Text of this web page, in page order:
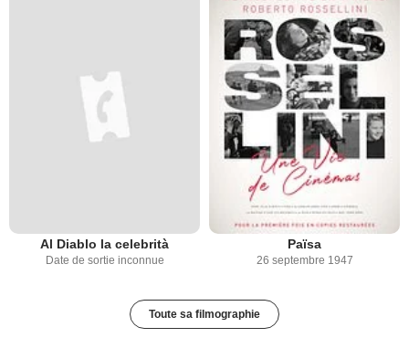
Al Diablo la celebrità
Date de sortie inconnue
Païsa
26 septembre 1947
Toute sa filmographie